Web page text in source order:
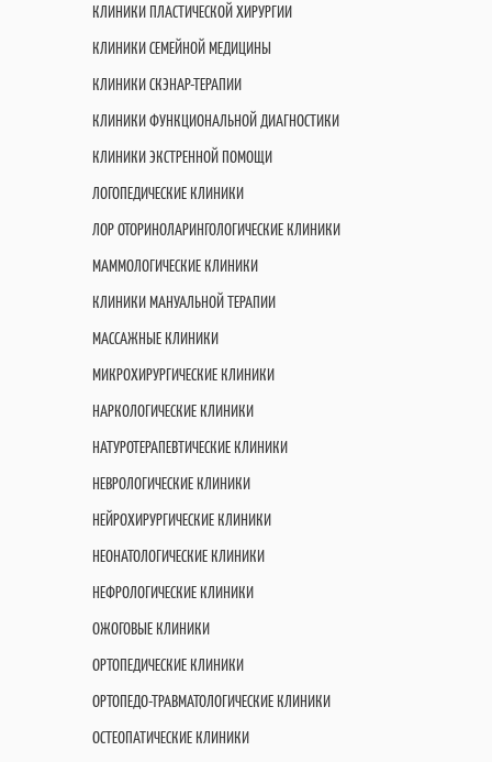
КЛИНИКИ ПЛАСТИЧЕСКОЙ ХИРУРГИИ
КЛИНИКИ СЕМЕЙНОЙ МЕДИЦИНЫ
КЛИНИКИ СКЭНАР-ТЕРАПИИ
КЛИНИКИ ФУНКЦИОНАЛЬНОЙ ДИАГНОСТИКИ
КЛИНИКИ ЭКСТРЕННОЙ ПОМОЩИ
ЛОГОПЕДИЧЕСКИЕ КЛИНИКИ
ЛОР ОТОРИНОЛАРИНГОЛОГИЧЕСКИЕ КЛИНИКИ
МАММОЛОГИЧЕСКИЕ КЛИНИКИ
КЛИНИКИ МАНУАЛЬНОЙ ТЕРАПИИ
МАССАЖНЫЕ КЛИНИКИ
МИКРОХИРУРГИЧЕСКИЕ КЛИНИКИ
НАРКОЛОГИЧЕСКИЕ КЛИНИКИ
НАТУРОТЕРАПЕВТИЧЕСКИЕ КЛИНИКИ
НЕВРОЛОГИЧЕСКИЕ КЛИНИКИ
НЕЙРОХИРУРГИЧЕСКИЕ КЛИНИКИ
НЕОНАТОЛОГИЧЕСКИЕ КЛИНИКИ
НЕФРОЛОГИЧЕСКИЕ КЛИНИКИ
ОЖОГОВЫЕ КЛИНИКИ
ОРТОПЕДИЧЕСКИЕ КЛИНИКИ
ОРТОПЕДО-ТРАВМАТОЛОГИЧЕСКИЕ КЛИНИКИ
ОСТЕОПАТИЧЕСКИЕ КЛИНИКИ